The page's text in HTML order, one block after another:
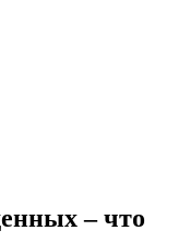
– что